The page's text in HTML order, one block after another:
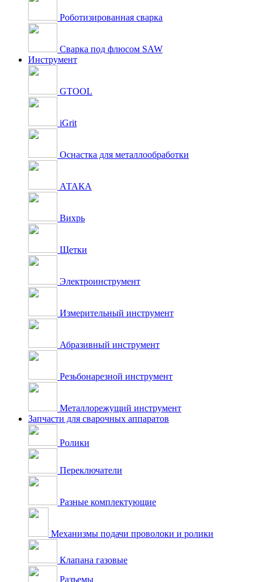
Роботизированная сварка
Сварка под флюсом SAW
Инструмент
GTOOL
iGrit
Оснастка для металлообработки
АТАКА
Вихрь
Щетки
Электроинструмент
Измерительный инструмент
Абразивный инструмент
Резьбонарезной инструмент
Металлорежущий инструмент
Запчасти для сварочных аппаратов
Ролики
Переключатели
Разные комплектующие
Механизмы подачи проволоки и ролики
Клапана газовые
Разъемы